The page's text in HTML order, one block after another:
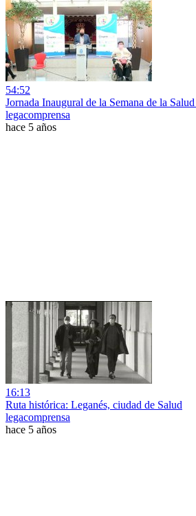
54:52
Jornada Inaugural de la Semana de la Salud
legacomprensa
hace 5 años
16:13
Ruta histórica: Leganés, ciudad de Salud
legacomprensa
hace 5 años